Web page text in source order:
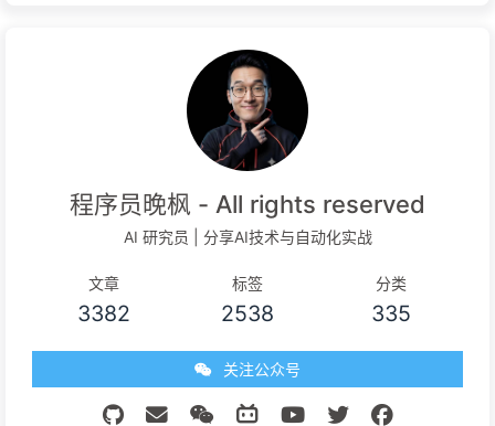
程序员晚枫 - All rights reserved
AI 研究员 | 分享AI技术与自动化实战
文章
3382
标签
2538
分类
335
关注公众号